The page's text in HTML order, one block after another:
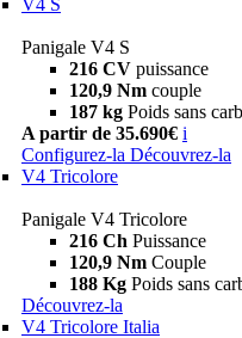
Panigale V4 S
216 CV puissance
120,9 Nm couple
187 kg Poids sans
A partir de 35.690€ i
Configurez-la Découvrez-la
V4 Tricolore
Panigale V4 Tricolore
216 Ch Puissance
120,9 Nm Couple
188 Kg Poids sans
Découvrez-la
V4 Tricolore Italia